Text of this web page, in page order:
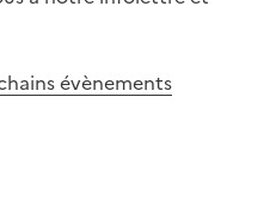
évènements